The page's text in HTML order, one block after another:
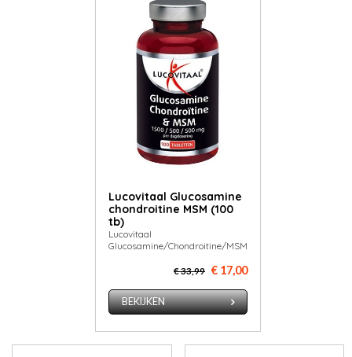
Lucovitaal Glucosamine
chondroitine MSM (100
tb)
Lucovitaal
Glucosamine/Chondroitine/MSM
€ 33,99 € 17,00
BEKIJKEN